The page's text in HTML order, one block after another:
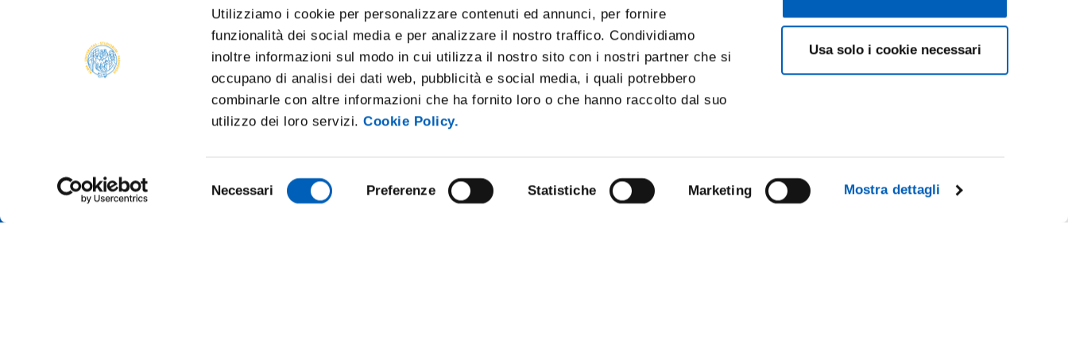
Utilizziamo i cookie per personalizzare contenuti ed annunci, per fornire
funzionalità dei social media e per analizzare il nostro traffico. Condividiamo
inoltre informazioni sul modo in cui utilizza il nostro sito con i nostri partner che si
occupano di analisi dei dati web, pubblicità e social media, i quali potrebbero
combinarle con altre informazioni che ha fornito loro o che hanno raccolto dal suo
utilizzo dei loro servizi.Cookie Policy.
del
Necessari Preferenze Statistiche Marketing Mostra dettagli
Usa solo i cookie necessari